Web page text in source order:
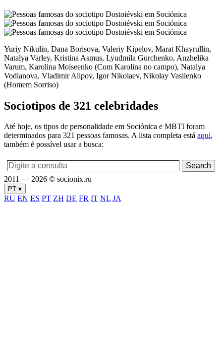
Yuriy Nikulin, Dana Borisova, Valeriy Kipelov, Marat Khayrullin,
Natalya Varley, Kristina Asmus, Lyudmila Gurchenko, Anzhelika
Varum, Karolina Moiseenko (Com Karolina no campo), Natalya
Vodianova, Vladimir Alipov, Igor Nikolaev, Nikolay Vasilenko
(Homem Sorriso)
Sociotipos de 321 celebridades
Até hoje, os tipos de personalidade em Sociónica e MBTI foram
determinados para 321 pessoas famosas. A lista completa está aqui,
também é possível usar a busca:
2011 — 2026 © socionix.ru
PT ▾
RU EN ES PT ZH DE FR IT NL JA